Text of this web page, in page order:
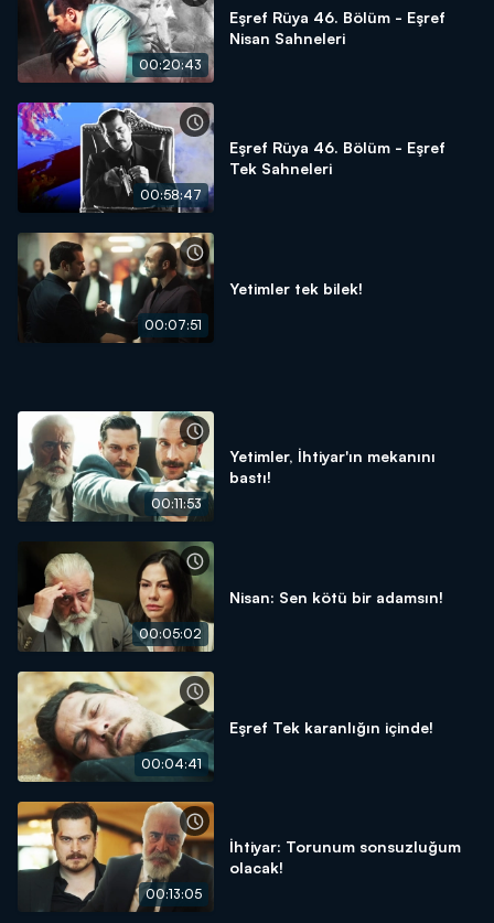
00:20:43
Eşref Rüya 46. Bölüm - Eşref
Nisan Sahneleri
00:58:47
Eşref Rüya 46. Bölüm - Eşref
Tek Sahneleri
00:07:51
Yetimler tek bilek!
00:11:53
Yetimler, İhtiyar'ın mekanını
bastı!
00:05:02
Nisan: Sen kötü bir adamsın!
00:04:41
Eşref Tek karanlığın içinde!
00:13:05
İhtiyar: Torunum sonsuzluğum
olacak!